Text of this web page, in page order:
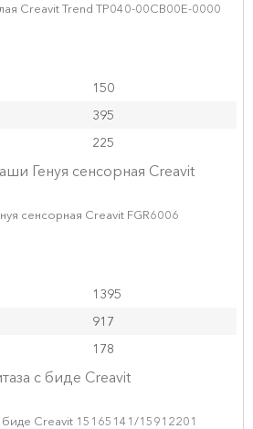
Creavit Trend TP040-00CB00E-0000
150
395
225
сенсорная Creavit FGR6006
1395
917
178
биде Creavit 15165141/15912201